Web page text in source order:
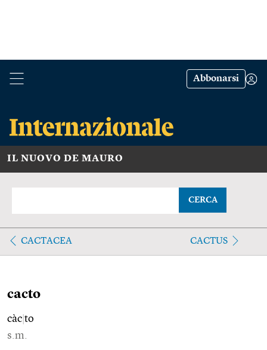
Abbonarsi
IL NUOVO DE MAURO
CERCA
CACTACEA CACTUS
cacto
càc to
s.m.